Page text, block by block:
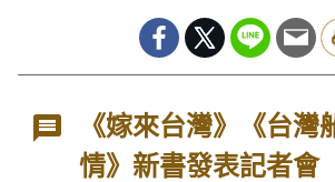
《嫁來台灣》《台
情》新書發表記者會